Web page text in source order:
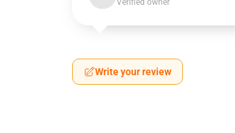
Verified owner
Write your review